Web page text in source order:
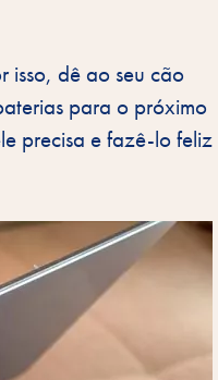
isso, dê ao seu cão
para o próximo
precisa e fazê-lo feliz